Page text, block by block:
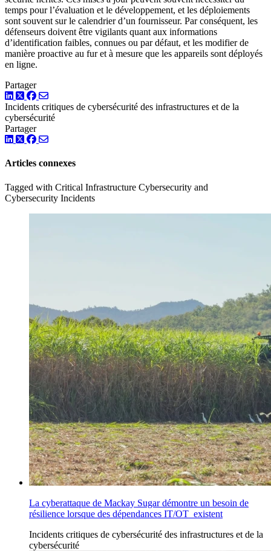
temps pour l’évaluation et le développement, et les déploiements
sont souvent sur le calendrier d’un fournisseur. Par conséquent, les
défenseurs doivent être vigilants quant aux informations
d’identification faibles, connues ou par défaut, et les modifier de
manière proactive au fur et à mesure que les appareils sont déployés
en ligne.
Partager
LinkedIn
TwitterFacebook
Incidents critiques de cybersécurité des infrastructures et de la
cybersécurité
Partager
LinkedIn
TwitterFacebook
Articles connexes
Tagged with Critical Infrastructure Cybersecurity and
Cybersecurity Incidents
La cyberattaque de Mackay Sugar démontre un besoin de
résilience lorsque des dépendances IT/OT existent
Incidents critiques de cybersécurité des infrastructures et de la
cybersécurité